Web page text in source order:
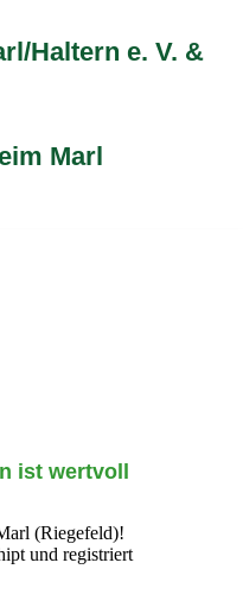
Haltern e. V. &
Marl
ist wertvoll
(Riegefeld)!
und registriert